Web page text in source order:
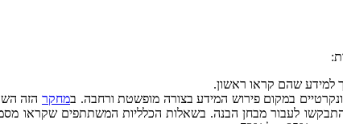
למידע שהם קראו ראשון.
במקום פירוש המידע בצורה מופשטת ורחבה. במחקר